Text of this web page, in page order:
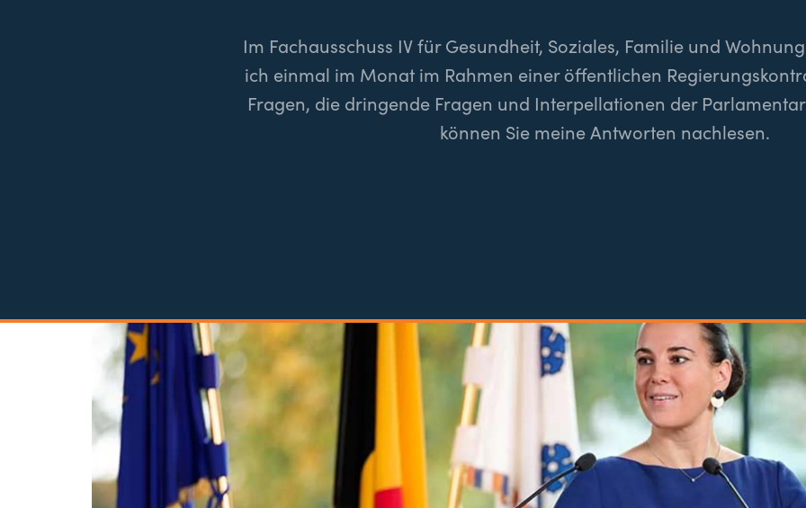
Im Fachausschuss IV für Gesundheit, Soziales, Familie und
ich einmal im Monat im Rahmen einer öffentlichen
Fragen, die dringende Fragen und Interpellationen der
können Sie meine Antworten nachlesen.